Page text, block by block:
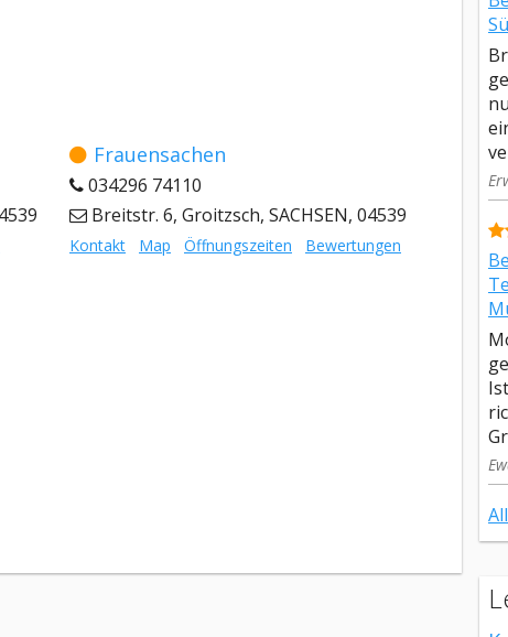
Frauensachen
034296 74110
Breitstr. 6, Groitzsch, SACHSEN, 04539
Kontakt Map Öffnungszeiten Bewertungen